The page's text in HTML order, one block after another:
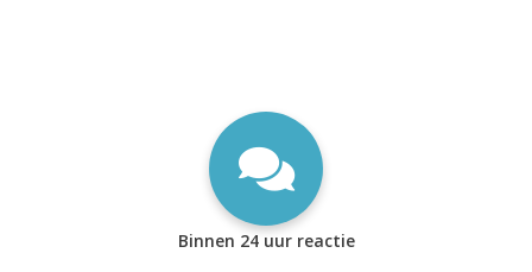
Binnen 24 uur reactie